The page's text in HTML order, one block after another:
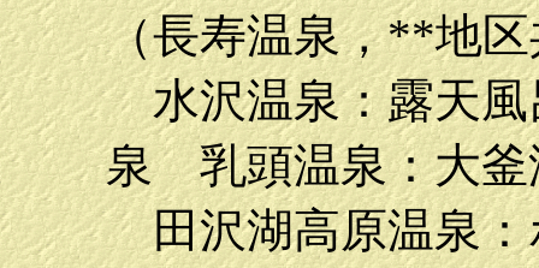
（長寿温泉，**地
水沢温泉：露天風
泉 乳頭温泉：大釜
田沢湖高原温泉：